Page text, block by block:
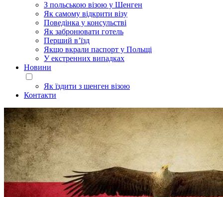
З польською візою у Шенген
Як самому відкрити візу
Поведінка у консульстві
Як забронювати готель
Перший в’їзд
Якщо вкрали паспорт у Польщі
У екстренних випадках
Новини
Як їздити з шенген візою
Контакти